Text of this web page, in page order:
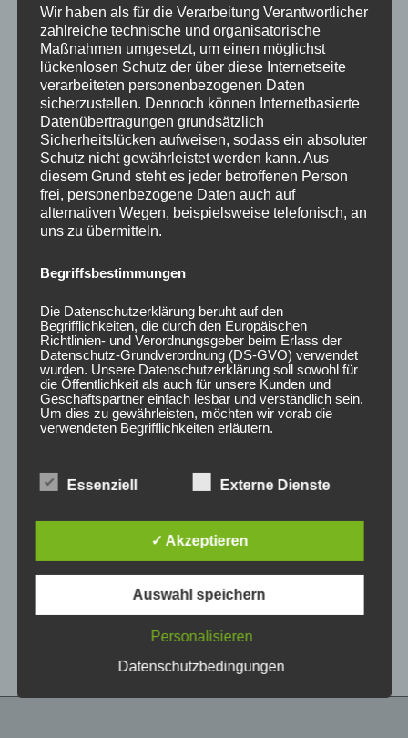
CONCAVER CVR1
19×8,5 ET40 5×112
Carbon Graphite
450,00€ *
Bewertet
mit
CONCAVER CVR1
19×8,5 ET40 5×112
Brushed Bronze
5
19×8,5 ET45 5×112
450,00€ *
19×8,5 ET35 5×120
Platinum Black
450,00€ *
Bewertet
von
5
Wir haben als für die Verarbeitung Verantwortlicher
zahlreiche technische und organisatorische
Maßnahmen umgesetzt, um einen möglichst
lückenlosen Schutz der über diese Internetseite
verarbeiteten personenbezogenen Daten
sicherzustellen. Dennoch können Internetbasierte
Datenübertragungen grundsätzlich
Sicherheitslücken aufweisen, sodass ein absoluter
Schutz nicht gewährleistet werden kann. Aus
diesem Grund steht es jeder betroffenen Person
frei, personenbezogene Daten auch auf
alternativen Wegen, beispielsweise telefonisch, an
uns zu übermitteln.
Begriffsbestimmungen
Die Datenschutzerklärung beruht auf den
Begrifflichkeiten, die durch den Europäischen
Richtlinien- und Verordnungsgeber beim Erlass der
Datenschutz-Grundverordnung (DS-GVO) verwendet
wurden. Unsere Datenschutzerklärung soll sowohl für
die Öffentlichkeit als auch für unsere Kunden und
Geschäftspartner einfach lesbar und verständlich sein.
Um dies zu gewährleisten, möchten wir vorab die
verwendeten Begrifflichkeiten erläutern.
Wir verwenden in dieser Datenschutzerklärung
unter anderem die folgenden Begriffe:
Personenbezogene Daten sind alle
identifizierbare natürliche Person (im Folgenden
wird eine natürliche Person angesehen, die
Essenziell Externe Dienste
✓ Akzeptieren
Auswahl speichern
Personalisieren
Datenschutzbedingungen